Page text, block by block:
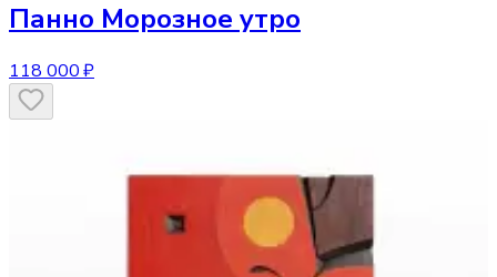
Панно Морозное утро
118 000 ₽